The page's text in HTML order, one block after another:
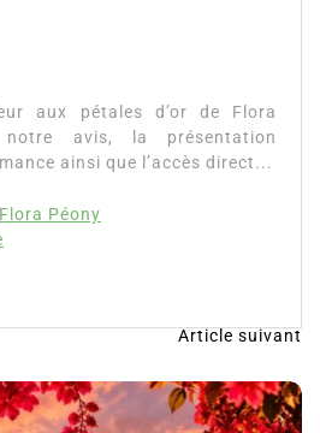
aux pétales d’or de Flora
notre avis, la présentation
ainsi que l’accès direct...
Flora Péony
Article suivant